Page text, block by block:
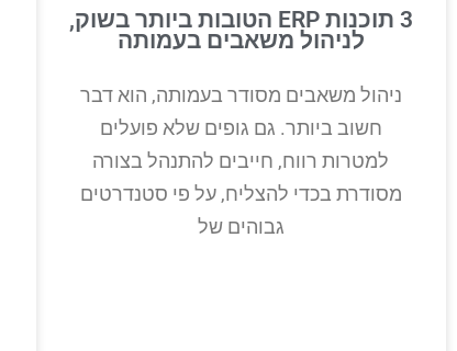
3 תוכנות ERP הטובות ביותר בשוק,
לניהול משאבים בעמותה
ניהול משאבים מסודר בעמותה, הוא דבר
חשוב ביותר. גם גופים שלא פועלים
למטרות רווח, חייבים להתנהל בצורה
מסודרת בכדי להצליח, על פי סטנדרטים
גבוהים של